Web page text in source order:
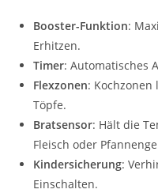
Booster-Funktion:
Erhitzen.
Timer: Automatisches
Flexzonen:
Töpfe.
Bratsensor: Hält die
Fleisch oder
Kindersicherung:
Einschalten.